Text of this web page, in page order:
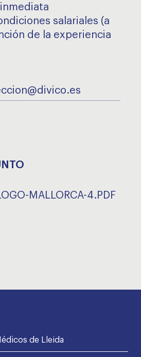
salariales (a
de la experiencia
MALLORCA-4.PDF
de Lleida